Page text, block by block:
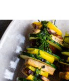
Huvudrätt